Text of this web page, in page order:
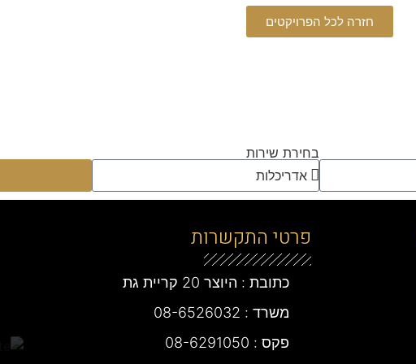
חזרה לכל הפרויקטים
בחירת שירות
פרטי התקשרות
כתובת : היוצר 20 קריית גת
משרד : 08-6526032
פקס : 08-6291050